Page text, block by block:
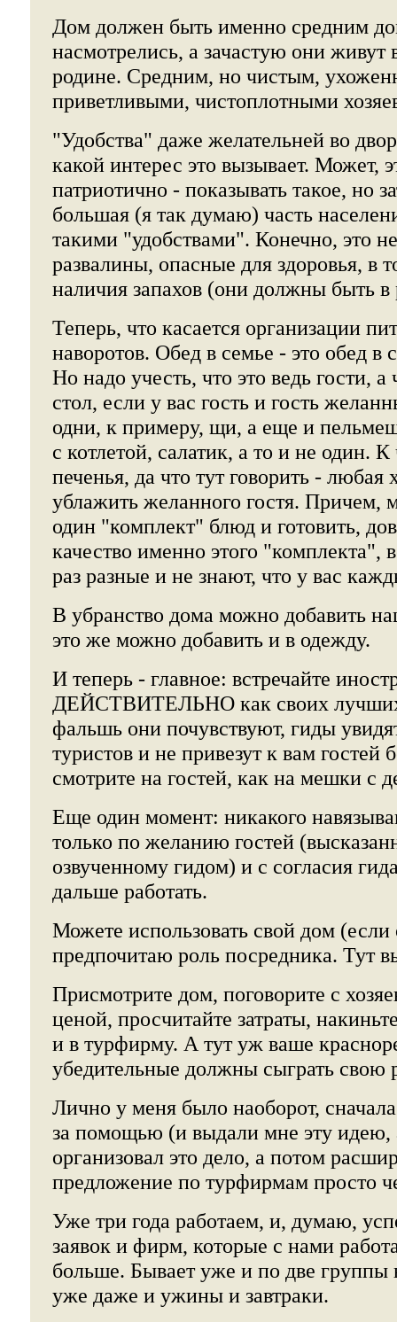
Дом должен быть именно средним
насмотрелись, а зачастую они живут
родине. Средним, но чистым,
приветливыми, чистоплотными
"Удобства" даже желательней во
какой интерес это вызывает. Может,
патриотично - показывать такое, но
большая (я так думаю) часть
такими "удобствами". Конечно, это
развалины, опасные для здоровья, в
наличия запахов (они должны быть
Теперь, что касается организации
наворотов. Обед в семье - это обед в
Но надо учесть, что это ведь гости, а
стол, если у вас гость и гость
одни, к примеру, щи, а еще и
с котлетой, салатик, а то и не один.
печенья, да что тут говорить - любая
ублажить желанного гостя. Причем,
один "комплект" блюд и готовить,
качество именно этого
раз разные и не знают, что у вас
В убранство дома можно добавить
это же можно добавить и в одежду.
И теперь - главное: встречайте
ДЕЙСТВИТЕЛЬНО как своих
фальшь они почувствуют, гиды
туристов и не привезут к вам гостей
смотрите на гостей, как на мешки с
Еще один момент: никакого
только по желанию гостей
озвученному гидом) и с согласия
дальше работать.
Можете использовать свой дом (если
предпочитаю роль посредника. Тут
Присмотрите дом, поговорите с
ценой, просчитайте затраты,
и в турфирму. А тут уж ваше
убедительные должны сыграть свою
Лично у меня было наоборот,
за помощью (и выдали мне эту идею,
организовал это дело, а потом
предложение по турфирмам просто
Уже три года работаем, и, думаю,
заявок и фирм, которые с нами
больше. Бывает уже и по две группы
уже даже и ужины и завтраки.